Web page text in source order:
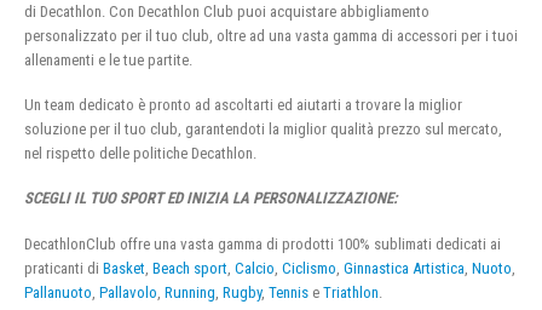
di Decathlon. Con Decathlon Club puoi acquistare abbigliamento
personalizzato per il tuo club, oltre ad una vasta gamma di accessori per i tuoi
allenamenti e le tue partite.
Un team dedicato è pronto ad ascoltarti ed aiutarti a trovare la miglior
soluzione per il tuo club, garantendoti la miglior qualità prezzo sul mercato,
nel rispetto delle politiche Decathlon.
SCEGLI IL TUO SPORT ED INIZIA LA PERSONALIZZAZIONE:
DecathlonClub offre una vasta gamma di prodotti 100% sublimati dedicati ai
praticanti di Basket Beach sport Calcio Ciclismo Ginnastica Artistica Nuoto
Pallanuoto Pallavolo Running Rugby, Tennis e Triathlon